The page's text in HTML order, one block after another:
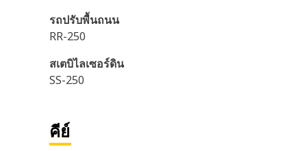
รถปรับพื้นถนน
RR-250
สเตบิไลเซอร์ดิน
SS-250
คีย์